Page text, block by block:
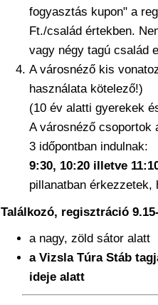
fogyasztás kupon" a
Ft./család értekben.
vagy négy tagú család
A városnéző kis
használata kötelező!)
(10 év alatti gyerekek
A városnéző csoportok
3 időpontban indulnak:
9:30, 10:20 illetve
pillanatban érkezzetek,
Találkozó, regisztráció
a nagy, zöld sátor alatt
a Vizsla Túra Stáb
ideje alatt